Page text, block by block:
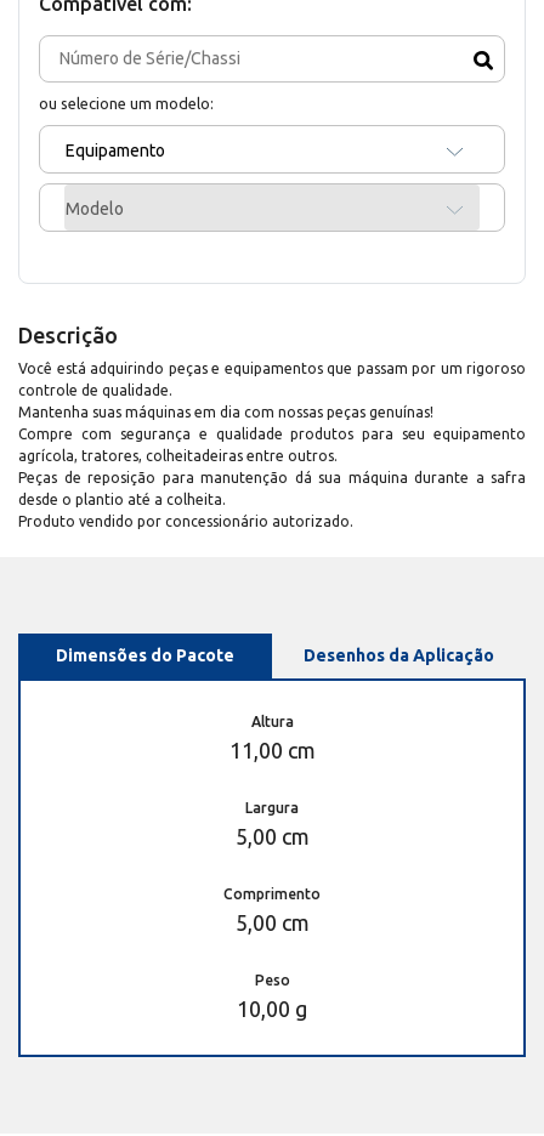
ou selecione um modelo:
Equipamento
Modelo
Descrição
Você está adquirindo peças e equipamentos que passam por um rigoroso
controle de qualidade.
Mantenha suas máquinas em dia com nossas peças genuínas!
Compre com segurança e qualidade produtos para seu equipamento
agrícola, tratores, colheitadeiras entre outros.
Peças de reposição para manutenção dá sua máquina durante a safra
desde o plantio até a colheita.
Produto vendido por concessionário autorizado.
Dimensões do Pacote Desenhos da Aplicação
Altura
11,00 cm
Largura
5,00 cm
Comprimento
5,00 cm
Peso
10,00 g